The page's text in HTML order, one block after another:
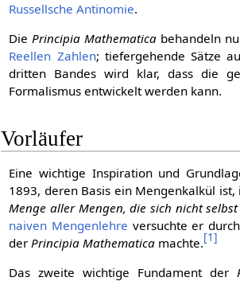
Russellsche Antinomie.
Die Principia Mathematica behandeln
Reellen Zahlen; tiefergehende Sätze
dritten Bandes wird klar, dass die
Formalismus entwickelt werden kann.
Vorläufer
Eine wichtige Inspiration und
1893, deren Basis ein Mengenkalkül ist,
Menge aller Mengen, die sich nicht
naiven Mengenlehre versuchte er
derPrincipia Mathematica machte.[1]
Das zweite wichtige Fundament der